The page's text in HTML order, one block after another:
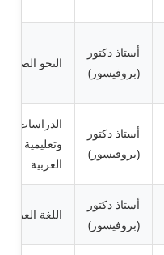
أستاذ دكتور
(بروفيسور)
النحو الصرف
أستاذ دكتور
(بروفيسور)
الدراسات
وتعليمية
العربية
أستاذ دكتور
(بروفيسور)
اللغة العربية